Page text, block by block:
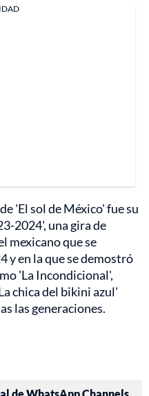
'El sol de México' fue su
2024', una gira de
mexicano que se
y en la que se demostró
'La Incondicional',
chica del bikini azul'
las generaciones.